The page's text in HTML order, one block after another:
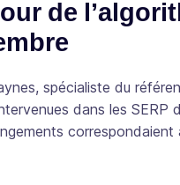
de
spécialiste du
dans les SERP
correspondaient